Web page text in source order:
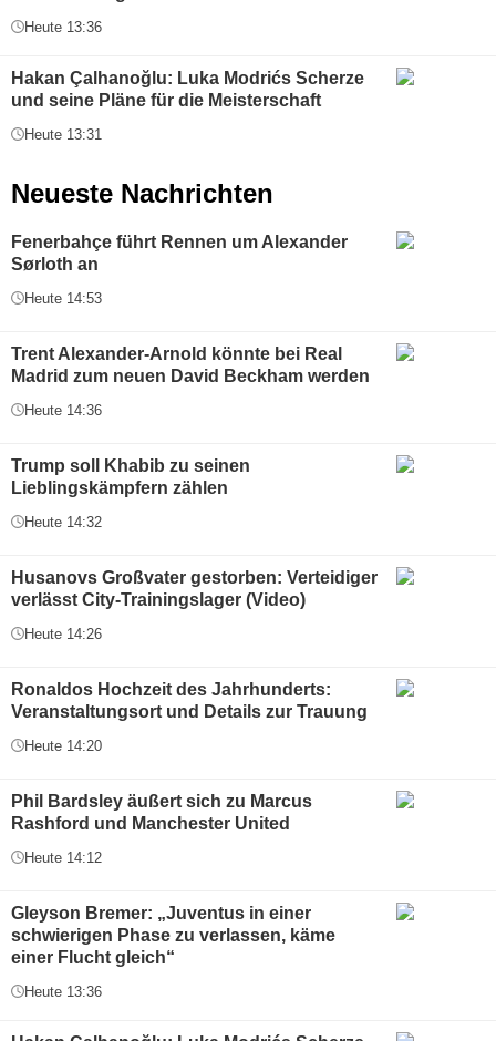
Heute 13:36
Hakan Çalhanoğlu: Luka Modrićs Scherze
und seine Pläne für die Meisterschaft
Heute 13:31
Neueste Nachrichten
Fenerbahçe führt Rennen um Alexander
Sørloth an
Heute 14:53
Trent Alexander-Arnold könnte bei Real
Madrid zum neuen David Beckham werden
Heute 14:36
Trump soll Khabib zu seinen
Lieblingskämpfern zählen
Heute 14:32
Husanovs Großvater gestorben: Verteidiger
verlässt City-Trainingslager (Video)
Heute 14:26
Ronaldos Hochzeit des Jahrhunderts:
Veranstaltungsort und Details zur Trauung
Heute 14:20
Phil Bardsley äußert sich zu Marcus
Rashford und Manchester United
Heute 14:12
Gleyson Bremer: „Juventus in einer
schwierigen Phase zu verlassen, käme
einer Flucht gleich“
Heute 13:36